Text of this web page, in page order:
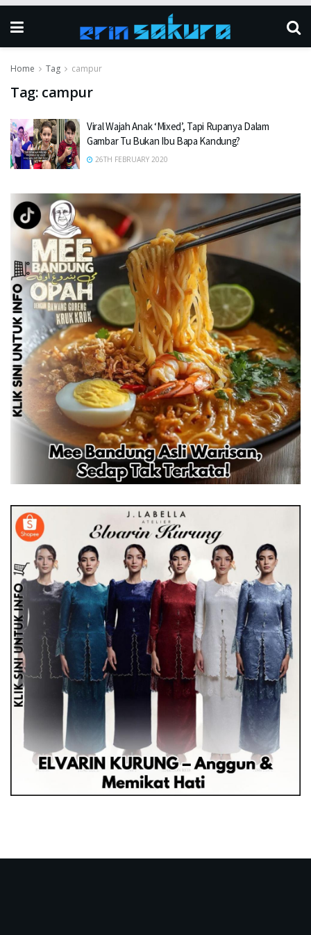
Home Tag campur
Tag: campur
Viral Wajah Anak ‘Mixed’, Tapi Rupanya Dalam
Gambar Tu Bukan Ibu Bapa Kandung?
26TH FEBRUARY 2020